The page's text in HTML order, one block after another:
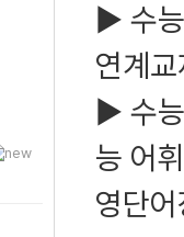
▶ 수
연계
▶ 수
능 어
영단